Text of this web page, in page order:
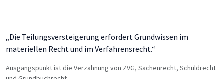
„Die Teilungsversteigerung erfordert Grundwissen im
materiellen Recht und im Verfahrensrecht.“
Ausgangspunkt ist die Verzahnung von ZVG, Sachenrecht, Schuldrecht